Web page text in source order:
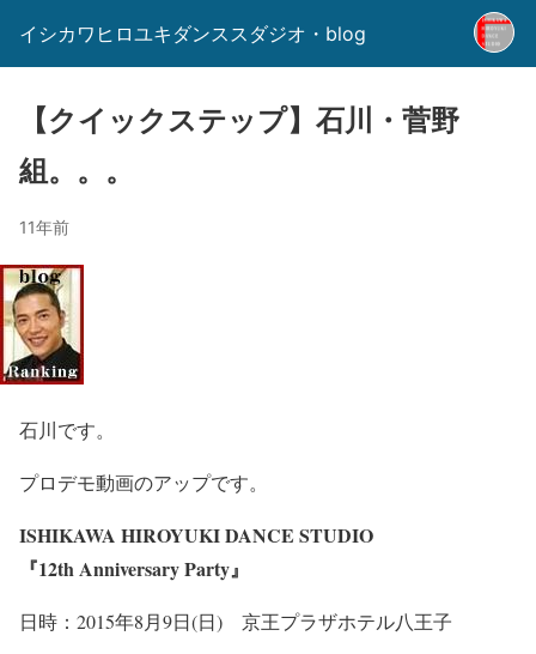
イシカワヒロユキダンススダジオ・blog
【クイックステップ】石川・菅野
組。。。
11年前
石川です。
プロデモ動画のアップです。
ISHIKAWA HIROYUKI DANCE STUDIO
『12th Anniversary Party』
日時：2015年8月9日(日) 京王プラザホテル八王子